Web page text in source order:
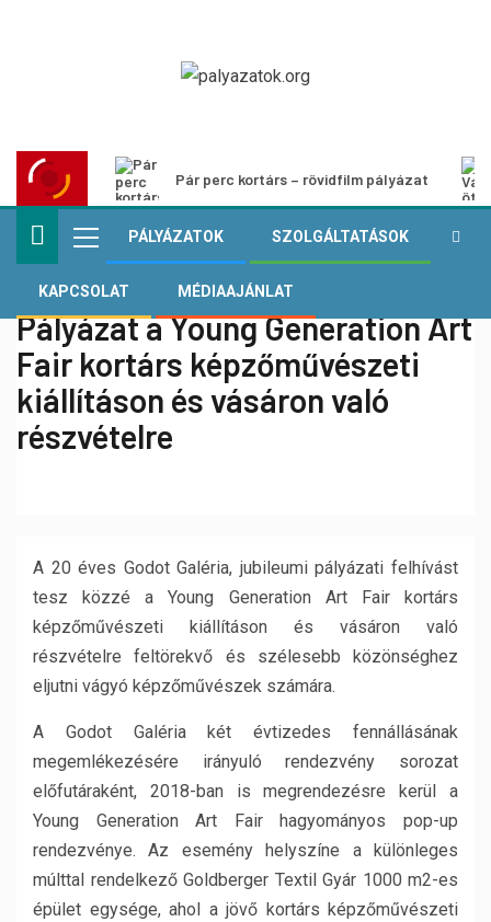
Pár perc kortárs – rövidfilm pályázat
PÁLYÁZATOK SZOLGÁLTATÁSOK
KAPCSOLAT MÉDIAAJÁNLAT
Pályázat a Young Generation Art
Fair kortárs képzőművészeti
kiállításon és vásáron való
részvételre
A 20 éves Godot Galéria, jubileumi pályázati felhívást
tesz közzé a Young Generation Art Fair kortárs
képzőművészeti kiállításon és vásáron való
részvételre feltörekvő és szélesebb közönséghez
eljutni vágyó képzőművészek számára.
A Godot Galéria két évtizedes fennállásának
megemlékezésére irányuló rendezvény sorozat
előfutáraként, 2018-ban is megrendezésre kerül a
Young Generation Art Fair hagyományos pop-up
rendezvénye. Az esemény helyszíne a különleges
múlttal rendelkező Goldberger Textil Gyár 1000 m2-es
épület egysége, ahol a jövő kortárs képzőművészeti